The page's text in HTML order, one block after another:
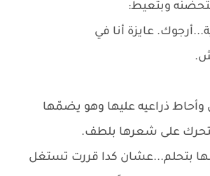
وبتعيط:
عايزة أنا في
ذراعيه عليها وهو يضمّها
تتحرك على شعرها بلطف.
بتحلم...عشان كدا قررت تستغل